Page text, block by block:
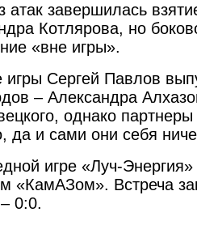
атак завершилась
Котлярова, но
«вне игры».
игры Сергей Павлов
– Александра
однако
да и сами они себя
игре «Луч-Энергия»
«КамАЗом». Встреча
0:0.